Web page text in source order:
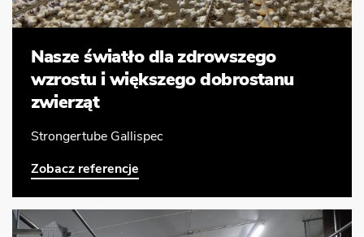
Nasze światło dla zdrowszego
wzrostu i większego dobrostanu
zwierząt
Strongertube Gallispec
Zobacz referencje